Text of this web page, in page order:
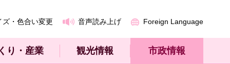
ズ・色合い変更 音声読み上げ Foreign Language
り・産業 観光情報 市政情報